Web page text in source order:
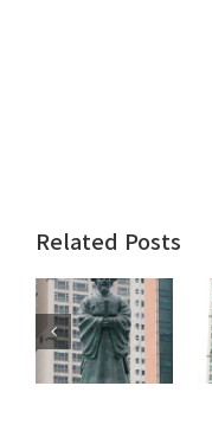
Related Posts